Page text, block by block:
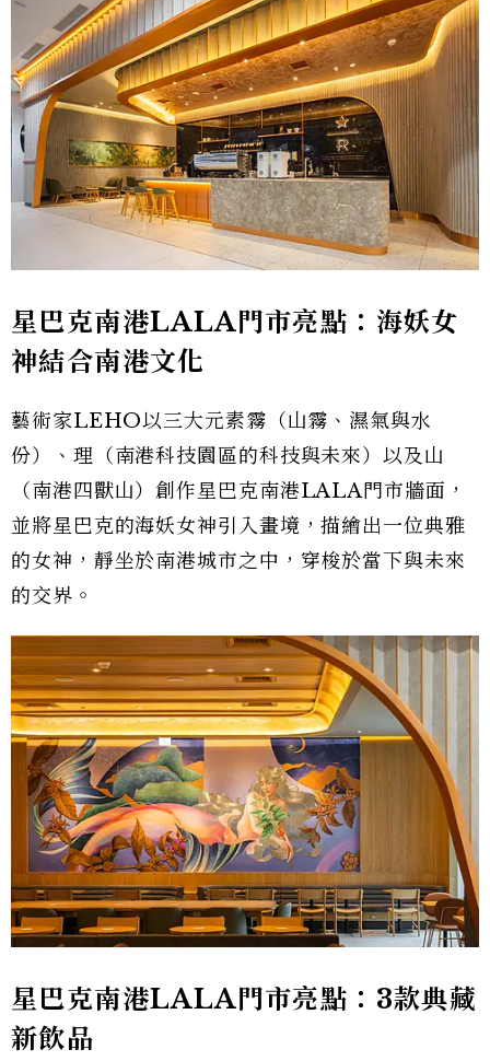
星巴克南港LALA門市亮點：海妖女
神結合南港文化
藝術家LEHO以三大元素霧（山霧、濕氣與水
份）、理（南港科技園區的科技與未來）以及山
（南港四獸山）創作星巴克南港LALA門市牆面，
並將星巴克的海妖女神引入畫境，描繪出一位典雅
的女神，靜坐於南港城市之中，穿梭於當下與未來
的交界。
星巴克南港LALA門市亮點：3款典藏
新飲品